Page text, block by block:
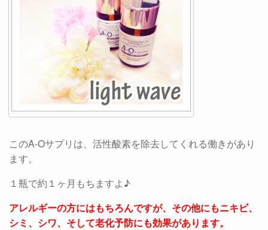
このA-Oサプリは、活性酸素を除去してくれる働きがあり
ます。
１瓶で約１ヶ月もちますよ♪
アレルギーの方にはもちろんですが、その他にもニキビ、
シミ、シワ、そして老化予防にも効果があります。